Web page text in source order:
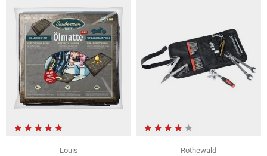
Louis
Rothewald